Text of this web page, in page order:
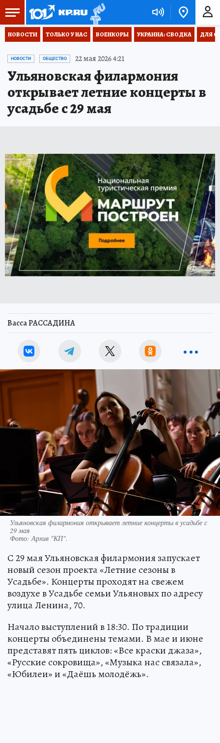
НОВОСТИ ТОЛЬКО У НАС ВОЕНКОРЫ УКРАИНА: СВОДКА ДЛЯ
НОВОСТИ ОБЩЕСТВО 22 мая 2026 4:21
Ульяновская филармония
открывает летние концерты в
усадьбе с 29 мая
Васса РАССАДИНА
Ульяновская филармония открывает летние концерты в усадьбе с
29 мая
Фото: Архив "КП".
С 29 мая Ульяновская филармония запускает
новый сезон проекта «Летние сезоны в
Усадьбе». Концерты проходят на свежем
воздухе в Усадьбе семьи Ульяновых по адресу
улица Ленина, 70.
Начало выступлений в 18:30. По традиции
концерты объединены темами. В мае и июне
представят пять циклов: «Все краски джаза»,
«Русские сокровища», «Музыка нас связала»,
«Юбилеи» и «Даёшь молодёжь».